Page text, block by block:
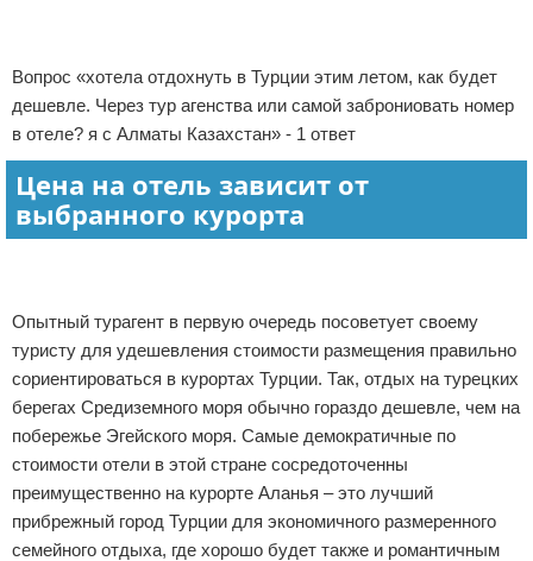
Планирование отдыха
Пляжный отдых
Турагенства
Разное про отдых
Вопрос «хотела отдохнуть в Турции этим летом, как будет
дешевле. Через тур агенства или самой заброниовать номер
в отеле? я с Алматы Казахстан» - 1 ответ
Цена на отель зависит от
выбранного курорта
Опытный турагент в первую очередь посоветует своему
туристу для удешевления стоимости размещения правильно
сориентироваться в курортах Турции. Так, отдых на турецких
берегах Средиземного моря обычно гораздо дешевле, чем на
побережье Эгейского моря. Самые демократичные по
стоимости отели в этой стране сосредоточенны
преимущественно на курорте Аланья – это лучший
прибрежный город Турции для экономичного размеренного
семейного отдыха, где хорошо будет также и романтичным